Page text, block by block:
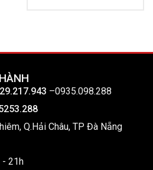
–0935.098.288
Q.Hải Châu, TP Đà Nẵng
- 21h